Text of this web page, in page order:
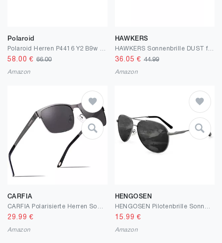
Polaroid
58.00 €66.00
Amazon
HAWKERS
36.05 € 44.99
Amazon
CARFIA
29.99 €
Amazon
HENGOSEN
15.99 €
Amazon